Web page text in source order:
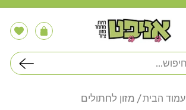
דלג
לתוכן
עֲגָלָההרשימה
שלי
עמוד הבית מזון לחתולים